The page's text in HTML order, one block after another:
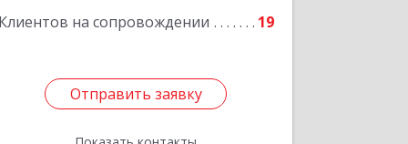
Клиентов на сопровождении 19
Отправить заявку
Отправить заявку